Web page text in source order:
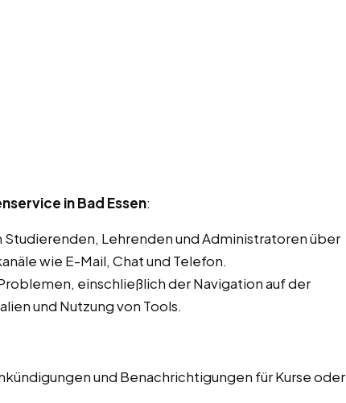
in Bad Essen:
Lehrenden und Administratoren über
wie E-Mail, Chat und Telefon.
einschließlich der Navigation auf der
und Nutzung von Tools.
und Benachrichtigungen für Kurse oder